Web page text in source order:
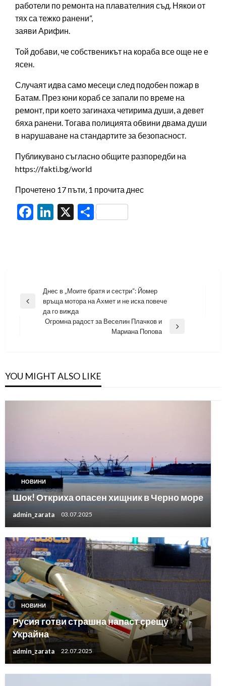
работели по ремонта на плавателния съд. Някои от
тях са тежко ранени“,
заяви Арифин.
Той добави, че собственикът на кораба все още не е
ясен.
Случаят идва само месеци след подобен пожар в
Батам. През юни кораб се запали по време на
ремонт, при което загинаха четирима души, а девет
бяха ранени. Тогава полицията обвини двама души
в нарушаване на стандартите за безопасност.
Публикувано съгласно общите разпоредби на
https://fakti.bg/world
Прочетено 17 пъти, 1 прочита днес
Facebook
LinkedIn
X Share
Навигация
Previous
Днес в „Моите братя и сестри“: Йомер
връща мотора на Ахмет и не иска повече
да го вижда
Огромна радост за Веселин Плачков и
Мариана Попова
YOU MIGHT ALSO LIKE
НОВИНИ
Шок! Откриха опасен хищник в Черно море
admin_zarata 03.07.2025
НОВИНИ
Русия готви страшна напаст срещу
Украйна
admin_zarata 22.07.2025